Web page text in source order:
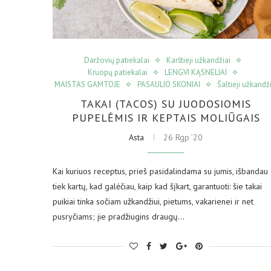
Daržovių patiekalai
Karštieji užkandžiai
Kruopų patiekalai
LENGVI KĄSNELIAI
MAISTAS GAMTOJE
PASAULIO SKONIAI Šaltieji
TAKAI (TACOS) SU JUODOSIOMIS
PUPELĖMIS IR KEPTAIS MOLIŪGAIS
Asta 26 Rgp ’20
Kai kuriuos receptus, prieš pasidalindama su jumis, išbandau
tiek kartų, kad galėčiau, kaip kad šįkart, garantuoti: šie takai
puikiai tinka sočiam užkandžiui, pietums, vakarienei ir net
pusryčiams; jie pradžiugins draugų…